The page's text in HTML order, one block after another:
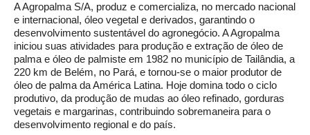
A Agropalma S/A, produz e comercializa, no mercado nacional
e internacional, óleo vegetal e derivados, garantindo o
desenvolvimento sustentável do agronegócio. A Agropalma
iniciou suas atividades para produção e extração de óleo de
palma e óleo de palmiste em 1982 no município de Tailândia, a
220 km de Belém, no Pará, e tornou-se o maior produtor de
óleo de palma da América Latina. Hoje domina todo o ciclo
produtivo, da produção de mudas ao óleo refinado, gorduras
vegetais e margarinas, contribuindo sobremaneira para o
desenvolvimento regional e do país.